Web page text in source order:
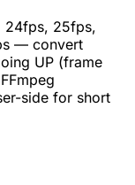
24fps, 25fps,
— convert
UP (frame
side for short